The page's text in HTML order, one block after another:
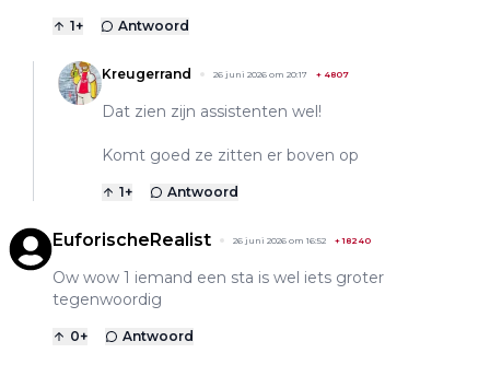
1+ Antwoord
Kreugerrand 26 juni 2026 om 20:17 + 4807
Dat zien zijn assistenten wel!
Komt goed ze zitten er boven op
1+ Antwoord
EuforischeRealist 26 juni 2026 om 16:52 +18240
Ow wow 1 iemand een sta is wel iets groter
tegenwoordig
0+ Antwoord